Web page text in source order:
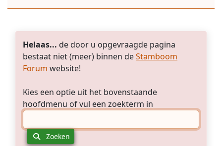
echtgenote.
Helaas... de door u opgevraagde pagina
bestaat niet (meer) binnen deStamboom
Forum website!
Kies een optie uit het bovenstaande
hoofdmenu of vul een zoekterm in
Zoeken